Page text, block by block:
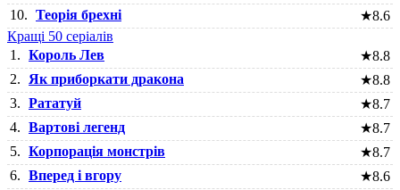
10. Теорія брехні ★8.6
Кращі 50 серіалів
1. Король Лев ★8.8
2.
Як приборкати дракона ★8.8
3. Рататуй ★8.7
4. Вартові легенд ★8.7
5. Корпорація монстрів ★8.7
6. Вперед і вгору ★8.6